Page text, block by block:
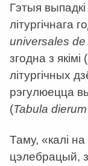
Гэтыя
літургічнага
universales
згодна з
літургічных
рэгулюецца
(Tabula
Таму, «калі
цэлебрацый,